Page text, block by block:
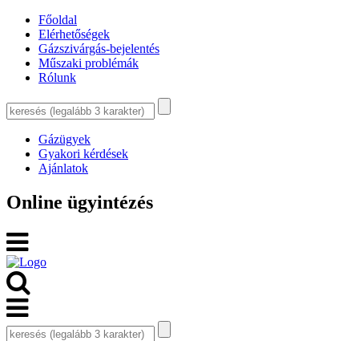
Főoldal
Elérhetőségek
Gázszivárgás-bejelentés
Műszaki problémák
Rólunk
Gázügyek
Gyakori kérdések
Ajánlatok
Online ügyintézés